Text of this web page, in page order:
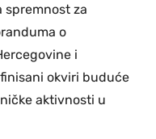
spremnost za
o
i
okviri buduće
aktivnosti u